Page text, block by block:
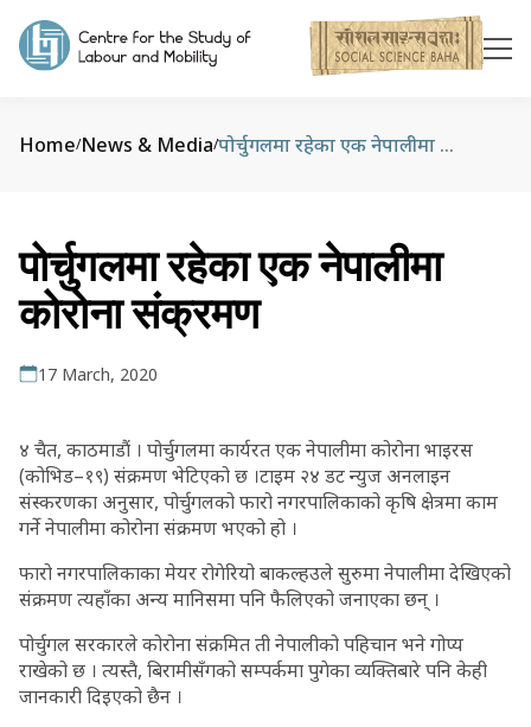
Home/News & Media/ पोर्चुगलमा रहेका एक नेपालीमा कोरोना संक्रमण
पोर्चुगलमा रहेका एक नेपालीमा
कोरोना संक्रमण
17 March, 2020
४ चैत, काठमाडौं । पोर्चुगलमा कार्यरत एक नेपालीमा कोरोना भाइरस
(कोभिड–१९) संक्रमण भेटिएको छ ।टाइम २४ डट न्युज अनलाइन
संस्करणका अनुसार, पोर्चुगलको फारो नगरपालिकाको कृषि क्षेत्रमा काम
गर्ने नेपालीमा कोरोना संक्रमण भएको हो ।
फारो नगरपालिकाका मेयर रोगेरियो बाकल्हउले सुरुमा नेपालीमा देखिएको
संक्रमण त्यहाँका अन्य मानिसमा पनि फैलिएको जनाएका छन् ।
पोर्चुगल सरकारले कोरोना संक्रमित ती नेपालीको पहिचान भने गोप्य
राखेको छ । त्यस्तै, बिरामीसँगको सम्पर्कमा पुगेका व्यक्तिबारे पनि केही
जानकारी दिइएको छैन ।